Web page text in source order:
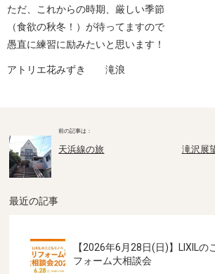
ただ、これからの時期、厳しい季節
（食欲の秋冬！）が待ってますので
愚直に練習に励みたいと思います！
アトリエ花みずき 滝浪
天浜線の旅 滝沢展
最近の記事
【2026年6月28日(日)】LIXILの
フォーム大相談会